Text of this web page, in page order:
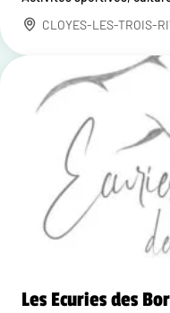
CLOYES-LES-TROIS-
Les Ecuries des